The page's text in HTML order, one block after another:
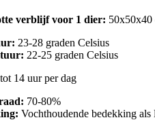
verblijf voor 1 dier: 50x50x40
23-28 graden Celsius
22-25 graden Celsius
14 uur per dag
70-80%
Vochthoudende bedekking